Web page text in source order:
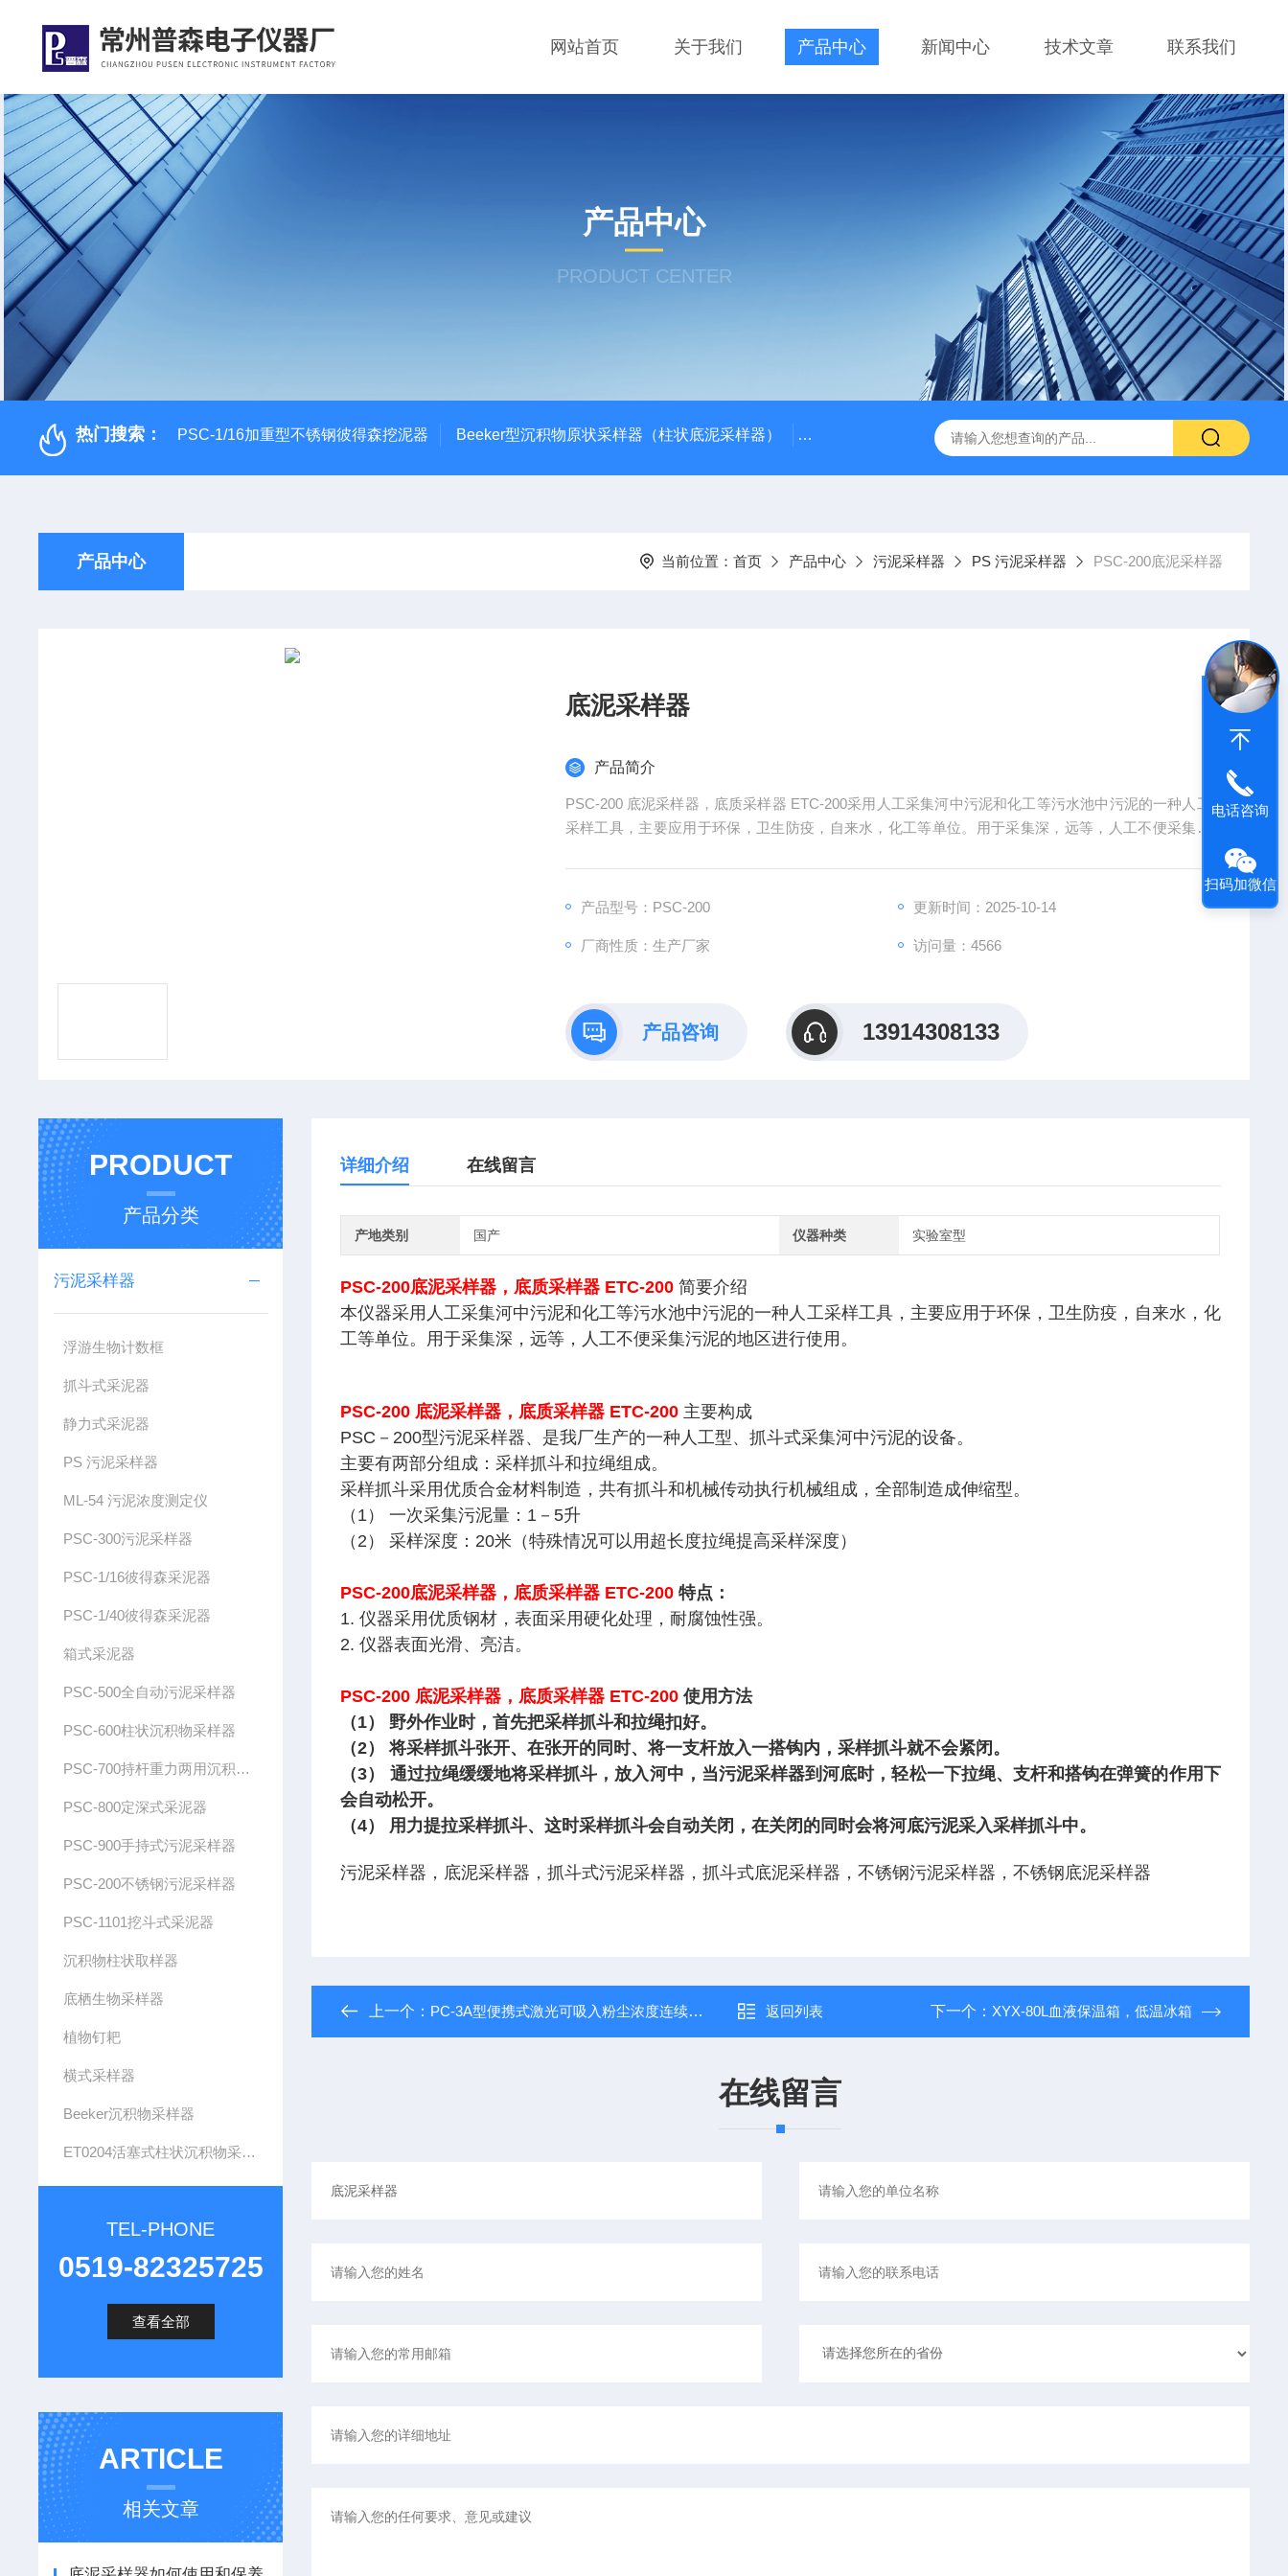
网站首页 关于我们 产品中心 新闻中心 技术文章 联系我们
产品中心
PRODUCT CENTER
热门搜索： PSC-1/16加重型不锈钢彼得森挖泥器 Beeker型沉积物原状采样器（柱状底泥采样器） PS-TQS浅水型浮游生物网 PST-DD电动土壤采样器 PSC-26便
产品中心 当前位置： 首页 产品中心 污泥采样器 PS 污泥采样器 PSC-200底泥采样器
底泥采样器
产品简介
PSC-200 底泥采样器，底质采样器 ETC-200采用人工采集河中污泥和化工等污水池中污泥的一种人工
采样工具，主要应用于环保，卫生防疫，自来水，化工等单位。用于采集深，远等，人工不便采集污
产品型号：PSC-200 更新时间：2025-10-14
厂商性质：生产厂家 访问量：4566
产品咨询 13914308133
PRODUCT
产品分类
污泥采样器
浮游生物计数框
抓斗式采泥器
静力式采泥器
PS 污泥采样器
ML-54 污泥浓度测定仪
PSC-300污泥采样器
PSC-1/16彼得森采泥器
PSC-1/40彼得森采泥器
箱式采泥器
PSC-500全自动污泥采样器
PSC-600柱状沉积物采样器
PSC-700持杆重力两用沉积物采样器
PSC-800定深式采泥器
PSC-900手持式污泥采样器
PSC-200不锈钢污泥采样器
PSC-1101挖斗式采泥器
沉积物柱状取样器
底栖生物采样器
植物钉耙
横式采样器
Beeker沉积物采样器
ET0204活塞式柱状沉积物采样器
TEL-PHONE
0519-82325725
查看全部
ARTICLE
相关文章
详细介绍 在线留言
产地类别 国产 仪器种类 实验室型
PSC-200底泥采样器，底质采样器 ETC-200简要介绍
本仪器采用人工采集河中污泥和化工等污水池中污泥的一种人工采样工具，主要应用于环保，卫生防疫，自来水，化
工等单位。用于采集深，远等，人工不便采集污泥的地区进行使用。
PSC-200 底泥采样器 ，底质采样器 ETC-200 主要构成
PSC－200型污泥采样器、是我厂生产的一种人工型、抓斗式采集河中污泥的设备。
主要有两部分组成：采样抓斗和拉绳组成。
采样抓斗采用优质合金材料制造，共有抓斗和机械传动执行机械组成，全部制造成伸缩型。
（1） 一次采集污泥量：1－5升
（2） 采样深度：20米（特殊情况可以用超长度拉绳提高采样深度）
PSC-200底泥采样器，底质采样器 ETC-200特点：
1. 仪器采用优质钢材，表面采用硬化处理，耐腐蚀性强。
2. 仪器表面光滑、亮洁。
PSC-200 底泥采样器 ，底质采样器 ETC-200 使用方法
（1） 野外作业时，首先把采样抓斗和拉绳扣好。
（2） 将采样抓斗张开、在张开的同时、将一支杆放入一搭钩内，采样抓斗就不会紧闭。
（3） 通过拉绳缓缓地将采样抓斗，放入河中，当污泥采样器到河底时，轻松一下拉绳、支杆和搭钩在弹簧的作用下
会自动松开。
（4） 用力提拉采样抓斗、这时采样抓斗会自动关闭，在关闭的同时会将河底污泥采入采样抓斗中。
污泥采样器，底泥采样器，抓斗式污泥采样器，抓斗式底泥采样器，不锈钢污泥采样器，不锈钢底泥采样器
上一个： PC-3A型便携式激光可吸入粉尘浓度连续测试仪 *的！ 返回列表 下一个： XYX-80L血液保温箱，低温冰箱
在线留言
电话咨询
扫码加微信